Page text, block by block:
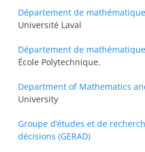
Département de
Université Laval
Département de
École Polytechnique.
Department of Mathematics
University
Groupe d’études et de
décisions (GERAD)